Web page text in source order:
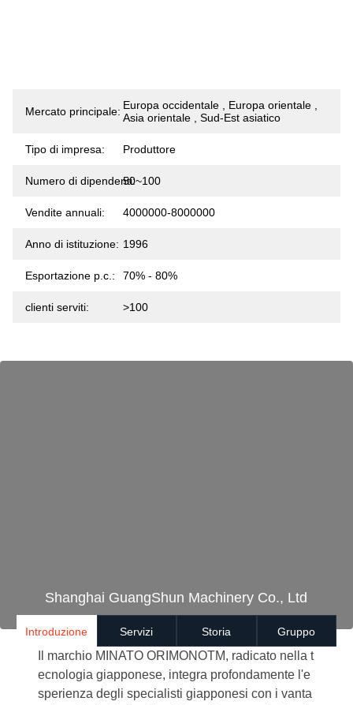
Mercato principale: Europa occidentale , Europa orientale ,
Asia orientale , Sud-Est asiatico
Tipo di impresa: Produttore
Numero di dipendenti:50~100
Vendite annuali: 4000000-8000000
Anno di istituzione: 1996
Esportazione p.c.: 70% - 80%
clienti serviti: >100
Shanghai GuangShun Machinery Co., Ltd
Introduzione Servizi Storia Gruppo
Il marchio MINATO ORIMONOTM, radicato nella t
ecnologia giapponese, integra profondamente l'e
sperienza degli specialisti giapponesi con i vanta